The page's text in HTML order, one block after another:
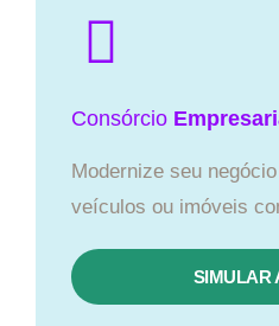
Consórcio
Modernize seu
veículos ou imóveis
SIMULAR